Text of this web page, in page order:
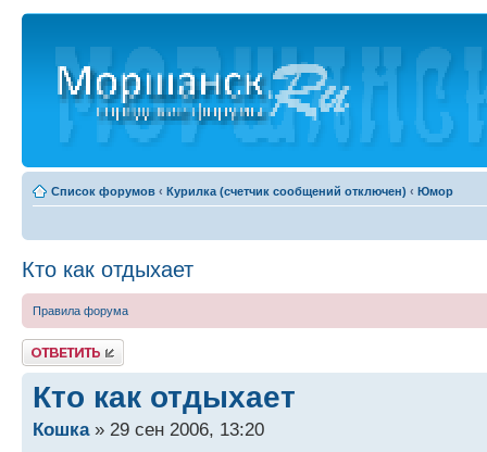
Список форумов ‹ Курилка (счетчик сообщений отключен) ‹ Юмор
Кто как отдыхает
Правила форума
Ответить
Кто как отдыхает
Кошка» 29 сен 2006, 13:20